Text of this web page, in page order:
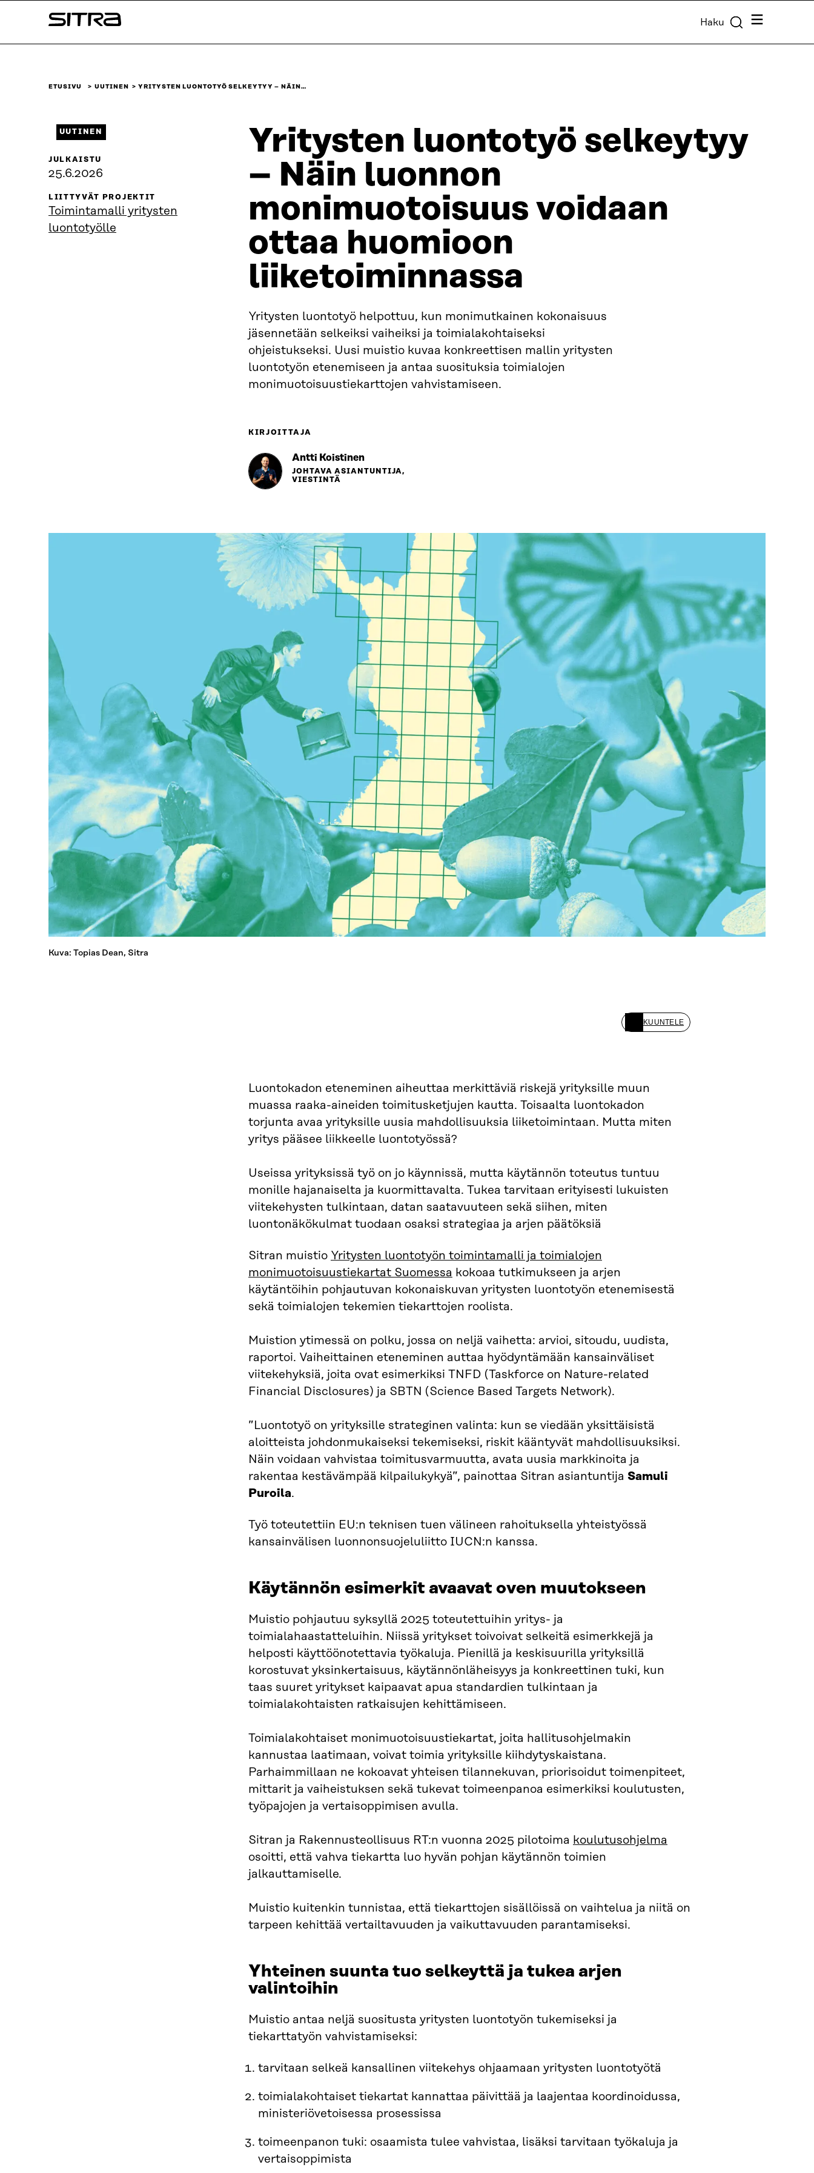
sisältöön
Sitra Haku Valikko
ETUSIVU UUTINEN YRITYSTEN LUONTOTYÖ SELKEYTYY – NÄIN…
Yritysten luontotyö selkeytyy
– Näin luonnon
monimuotoisuus voidaan
ottaa huomioon
liiketoiminnassa
Yritysten luontotyö helpottuu, kun monimutkainen kokonaisuus
jäsennetään selkeiksi vaiheiksi ja toimialakohtaiseksi
ohjeistukseksi. Uusi muistio kuvaa konkreettisen mallin yritysten
luontotyön etenemiseen ja antaa suosituksia toimialojen
monimuotoisuustiekarttojen vahvistamiseen.
KIRJOITTAJA
Antti Koistinen
JOHTAVA ASIANTUNTIJA,
VIESTINTÄ
UUTINEN
JULKAISTU
25.6.2026
LIITTYVÄT PROJEKTIT
Toimintamalli yritysten
luontotyölle
Kuva: Topias Dean, Sitra
KUUNTELE
Luontokadon eteneminen aiheuttaa merkittäviä riskejä yrityksille muun
muassa raaka-aineiden toimitusketjujen kautta. Toisaalta luontokadon
torjunta avaa yrityksille uusia mahdollisuuksia liiketoimintaan. Mutta miten
yritys pääsee liikkeelle luontotyössä?
Useissa yrityksissä työ on jo käynnissä, mutta käytännön toteutus tuntuu
monille hajanaiselta ja kuormittavalta. Tukea tarvitaan erityisesti lukuisten
viitekehysten tulkintaan, datan saatavuuteen sekä siihen, miten
luontonäkökulmat tuodaan osaksi strategiaa ja arjen päätöksiä
Sitran muistio Yritysten luontotyön toimintamalli ja toimialojen
monimuotoisuustiekartat Suomessa kokoaa tutkimukseen ja arjen
käytäntöihin pohjautuvan kokonaiskuvan yritysten luontotyön etenemisestä
sekä toimialojen tekemien tiekarttojen roolista.
Muistion ytimessä on polku, jossa on neljä vaihetta: arvioi, sitoudu, uudista,
raportoi. Vaiheittainen eteneminen auttaa hyödyntämään kansainväliset
viitekehyksiä, joita ovat esimerkiksi TNFD (Taskforce on Nature-related
Financial Disclosures) ja SBTN (Science Based Targets Network).
”Luontotyö on yrityksille strateginen valinta: kun se viedään yksittäisistä
aloitteista johdonmukaiseksi tekemiseksi, riskit kääntyvät mahdollisuuksiksi.
Näin voidaan vahvistaa toimitusvarmuutta, avata uusia markkinoita ja
rakentaa kestävämpää kilpailukykyä”, painottaa Sitran asiantuntija Samuli
Puroila.
Työ toteutettiin EU:n teknisen tuen välineen rahoituksella yhteistyössä
kansainvälisen luonnonsuojeluliitto IUCN:n kanssa.
Käytännön esimerkit avaavat oven muutokseen
Muistio pohjautuu syksyllä 2025 toteutettuihin yritys- ja
toimialahaastatteluihin. Niissä yritykset toivoivat selkeitä esimerkkejä ja
helposti käyttöönotettavia työkaluja. Pienillä ja keskisuurilla yrityksillä
korostuvat yksinkertaisuus, käytännönläheisyys ja konkreettinen tuki, kun
taas suuret yritykset kaipaavat apua standardien tulkintaan ja
toimialakohtaisten ratkaisujen kehittämiseen.
Toimialakohtaiset monimuotoisuustiekartat, joita hallitusohjelmakin
kannustaa laatimaan, voivat toimia yrityksille kiihdytyskaistana.
Parhaimmillaan ne kokoavat yhteisen tilannekuvan, priorisoidut toimenpiteet,
mittarit ja vaiheistuksen sekä tukevat toimeenpanoa esimerkiksi koulutusten,
työpajojen ja vertaisoppimisen avulla.
Sitran ja Rakennusteollisuus RT:n vuonna 2025 pilotoima koulutusohjelma
osoitti, että vahva tiekartta luo hyvän pohjan käytännön toimien
jalkauttamiselle.
Muistio kuitenkin tunnistaa, että tiekarttojen sisällöissä on vaihtelua ja niitä on
tarpeen kehittää vertailtavuuden ja vaikuttavuuden parantamiseksi.
Yhteinen suunta tuo selkeyttä ja tukea arjen
valintoihin
Muistio antaa neljä suositusta yritysten luontotyön tukemiseksi ja
tiekarttatyön vahvistamiseksi:
tarvitaan selkeä kansallinen viitekehys ohjaamaan yritysten luontotyötä
toimialakohtaiset tiekartat kannattaa päivittää ja laajentaa koordinoidussa,
ministeriövetoisessa prosessissa
toimeenpanon tuki: osaamista tulee vahvistaa, lisäksi tarvitaan työkaluja ja
vertaisoppimista